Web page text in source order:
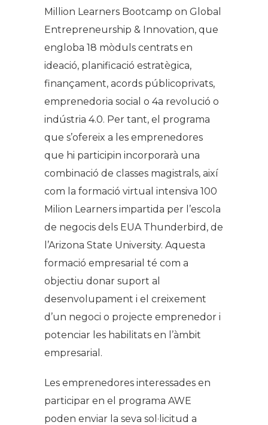
Million Learners Bootcamp on Global
Entrepreneurship & Innovation, que
engloba 18 mòduls centrats en
ideació, planificació estratègica,
finançament, acords públicoprivats,
emprenedoria social o 4a revolució o
indústria 4.0. Per tant, el programa
que s’ofereix a les emprenedores
que hi participin incorporarà una
combinació de classes magistrals, així
com la formació virtual intensiva 100
Milion Learners impartida per l’escola
de negocis dels EUA Thunderbird, de
l’Arizona State University. Aquesta
formació empresarial té com a
objectiu donar suport al
desenvolupament i el creixement
d’un negoci o projecte emprenedor i
potenciar les habilitats en l’àmbit
empresarial.
Les emprenedores interessades en
participar en el programa AWE
poden enviar la seva sol·licitud a